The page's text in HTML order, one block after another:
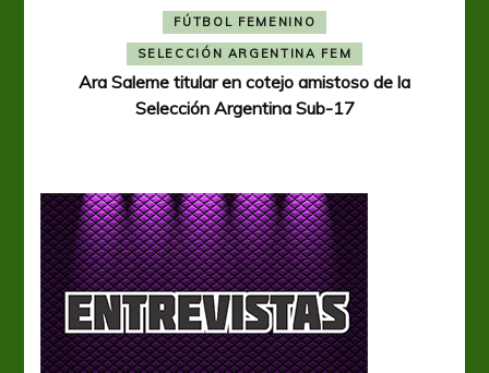
FÚTBOL FEMENINO
SELECCIÓN ARGENTINA FEM
Ara Saleme titular en cotejo amistoso de la
Selección Argentina Sub-17